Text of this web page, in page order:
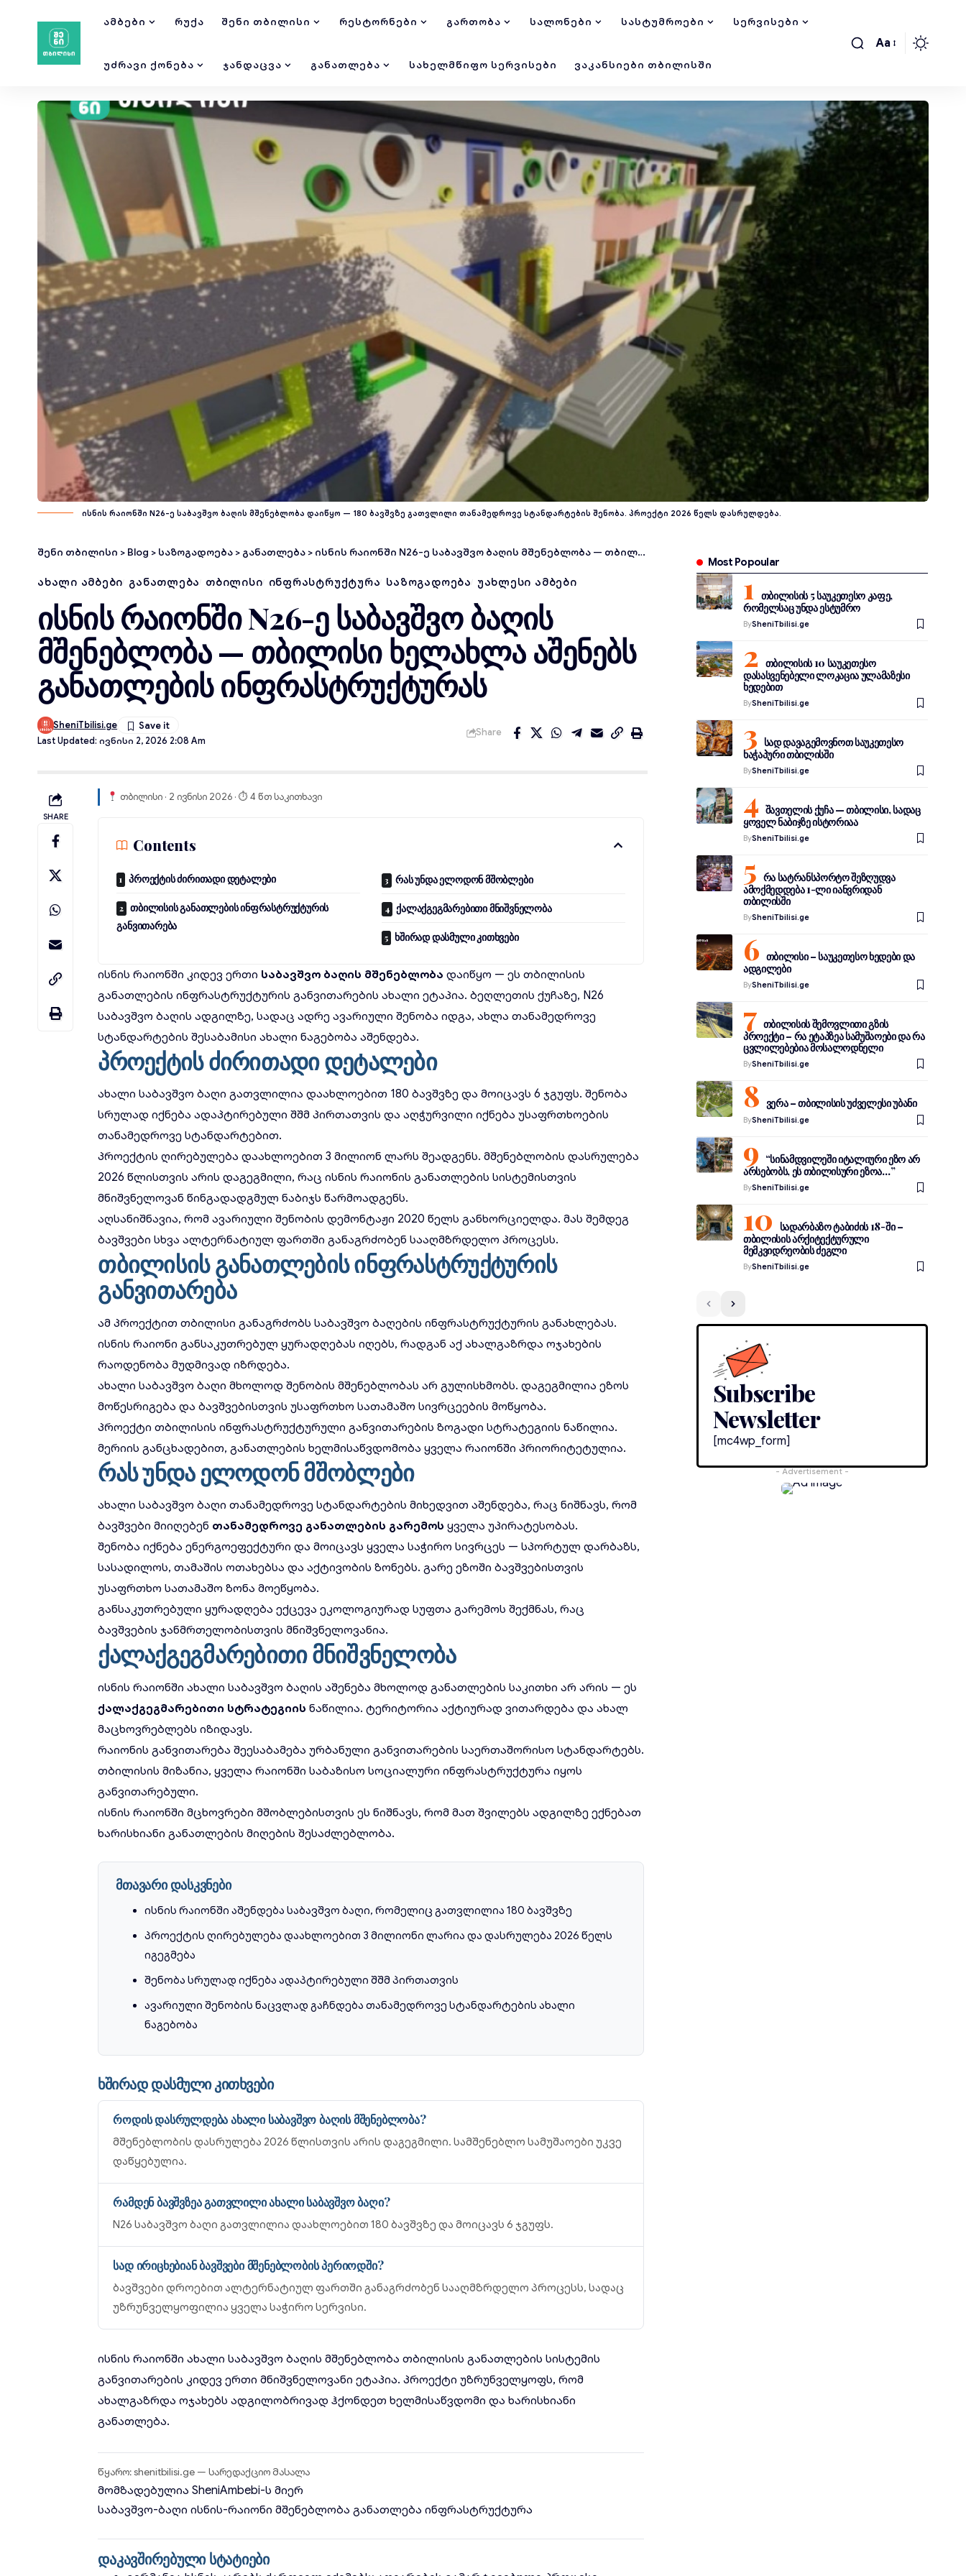
ᲐᲛᲑᲔᲑᲘ ᲠᲣᲥᲐ ᲨᲔᲜᲘ ᲗᲑᲘᲚᲘᲡᲘ ᲠᲔᲡᲢᲝᲠᲜᲔᲑᲘ ᲒᲐᲠᲗᲝᲑᲐ ᲡᲐᲚᲝᲜᲔᲑᲘ ᲡᲐᲡᲢᲣᲛᲠᲝᲔᲑᲘ ᲡᲔᲠᲕᲘᲡᲔᲑᲘ
ᲣᲫᲠᲐᲕᲘ ᲥᲝᲜᲔᲑᲐ ᲯᲐᲜᲓᲐᲪᲕᲐ ᲒᲐᲜᲐᲗᲚᲔᲑᲐ ᲡᲐᲮᲔᲚᲛᲬᲘᲤᲝ ᲡᲔᲠᲕᲘᲡᲔᲑᲘ ᲕᲐᲙᲐᲜᲡᲘᲔᲑᲘ ᲗᲑᲘᲚᲘᲡᲨᲘ
Aa
ისნის რაიონში N26-ე საბავშვო ბაღის მშენებლობა დაიწყო — 180 ბავშვზე გათვლილი თანამედროვე სტანდარტების შენობა. პროექტი 2026 წელს დასრულდება.
შენი თბილისი > Blog > საზოგადოება > განათლება > ისნის რაიონში N26-ე საბავშვო ბაღის მშენებლობა — თბილისი ხელახლა აშენებს განათლების ინფრასტრუქტურას
ᲐᲮᲐᲚᲘ ᲐᲛᲑᲔᲑᲘ ᲒᲐᲜᲐᲗᲚᲔᲑᲐ ᲗᲑᲘᲚᲘᲡᲘ ᲘᲜᲤᲠᲐᲡᲢᲠᲣᲥᲢᲣᲠᲐ ᲡᲐᲖᲝᲒᲐᲓᲝᲔᲑᲐ ᲣᲐᲮᲚᲔᲡᲘ ᲐᲛᲑᲔᲑᲘ
ისნის რაიონში N26-ე საბავშვო ბაღის
მშენებლობა — თბილისი ხელახლა აშენებს
განათლების ინფრასტრუქტურას
Last Updated: Ივნისი 2, 2026 2:08 Am
SheniTbilisi.ge
Share
SHARE
თბილისი · 2 ივნისი 2026 · ⏱ 4 წთ საკითხავი
Contents
პროექტის ძირითადი დეტალები
თბილისის განათლების ინფრასტრუქტურის
განვითარება
რას უნდა ელოდონ მშობლები
ქალაქგეგმარებითი მნიშვნელობა
ხშირად დასმული კითხვები
ისნის რაიონში კიდევ ერთი საბავშვო ბაღის მშენებლობა დაიწყო — ეს თბილისის
განათლების ინფრასტრუქტურის განვითარების ახალი ეტაპია. ბეღლეთის ქუჩაზე, N26
საბავშვო ბაღის ადგილზე, სადაც ადრე ავარიული შენობა იდგა, ახლა თანამედროვე
სტანდარტების შესაბამისი ახალი ნაგებობა აშენდება.
პროექტის ძირითადი დეტალები
ახალი საბავშვო ბაღი გათვლილია დაახლოებით 180 ბავშვზე და მოიცავს 6 ჯგუფს. შენობა
სრულად იქნება ადაპტირებული შშმ პირთათვის და აღჭურვილი იქნება უსაფრთხოების
თანამედროვე სტანდარტებით.
პროექტის ღირებულება დაახლოებით 3 მილიონ ლარს შეადგენს. მშენებლობის დასრულება
2026 წლისთვის არის დაგეგმილი, რაც ისნის რაიონის განათლების სისტემისთვის
მნიშვნელოვან წინგადადგმულ ნაბიჯს წარმოადგენს.
აღსანიშნავია, რომ ავარიული შენობის დემონტაჟი 2020 წელს განხორციელდა. მას შემდეგ
ბავშვები სხვაალტერნატიულ ფართში განაგრძობენ სააღმზრდელო პროცესს.
თბილისის განათლების ინფრასტრუქტურის
განვითარება
ამ პროექტით თბილისი განაგრძობს საბავშვო ბაღების ინფრასტრუქტურის განახლებას.
ისნის რაიონი განსაკუთრებულ ყურადღებას იღებს, რადგან აქ ახალგაზრდა ოჯახების
რაოდენობა მუდმივად იზრდება.
ახალი საბავშვო ბაღი მხოლოდ შენობის მშენებლობას არ გულისხმობს. დაგეგმილია ეზოს
მოწესრიგება და ბავშვებისთვის უსაფრთხო სათამაშო სივრცეების მოწყობა.
პროექტითბილისის ინფრასტრუქტურული განვითარების ზოგადი სტრატეგიის ნაწილია.
მერიის განცხადებით, განათლების ხელმისაწვდომობა ყველა რაიონში პრიორიტეტულია.
რას უნდა ელოდონ მშობლები
ახალი საბავშვო ბაღი თანამედროვე სტანდარტების მიხედვით აშენდება, რაც ნიშნავს, რომ
ბავშვები მიიღებენ თანამედროვე განათლების გარემოს ყველა უპირატესობას.
შენობა იქნება ენერგოეფექტური და მოიცავს ყველა საჭირო სივრცეს — სპორტულ დარბაზს,
სასადილოს, თამაშის ოთახებსა და აქტივობის ზონებს. გარე ეზოში ბავშვებისთვის
უსაფრთხო სათამაშო ზონა მოეწყობა.
განსაკუთრებული ყურადღება ექცევაეკოლოგიურად სუფთა გარემოს შექმნას, რაც
ბავშვების ჯანმრთელობისთვის მნიშვნელოვანია.
ქალაქგეგმარებითი მნიშვნელობა
ისნის რაიონში ახალი საბავშვო ბაღის აშენება მხოლოდ განათლების საკითხი არ არის — ეს
ქალაქგეგმარებითი სტრატეგიის ნაწილია. ტერიტორია აქტიურად ვითარდება და ახალ
მაცხოვრებლებს იზიდავს.
რაიონის განვითარება შეესაბამებაურბანული განვითარების საერთაშორისო სტანდარტებს.
თბილისის მიზანია, ყველა რაიონში საბაზისო სოციალური ინფრასტრუქტურა იყოს
განვითარებული.
ისნის რაიონში მცხოვრები მშობლებისთვის ეს ნიშნავს, რომ მათ შვილებს ადგილზე ექნებათ
ხარისხიანი განათლების მიღების შესაძლებლობა.
მთავარი დასკვნები
ისნის რაიონში აშენდება საბავშვო ბაღი, რომელიც გათვლილია 180 ბავშვზე
პროექტის ღირებულება დაახლოებით 3 მილიონი ლარია და დასრულება 2026 წელს
იგეგმება
შენობა სრულად იქნება ადაპტირებული შშმ პირთათვის
ავარიული შენობის ნაცვლად გაჩნდება თანამედროვე სტანდარტების ახალი
ნაგებობა
ხშირად დასმული კითხვები
როდის დასრულდება ახალი საბავშვო ბაღის მშენებლობა?
მშენებლობის დასრულება 2026 წლისთვის არის დაგეგმილი. სამშენებლო სამუშაოები უკვე
დაწყებულია.
რამდენ ბავშვზეა გათვლილი ახალი საბავშვო ბაღი?
N26 საბავშვო ბაღი გათვლილია დაახლოებით 180 ბავშვზე და მოიცავს 6 ჯგუფს.
სად ირიცხებიან ბავშვები მშენებლობის პერიოდში?
ბავშვები დროებით ალტერნატიულ ფართში განაგრძობენ სააღმზრდელო პროცესს, სადაც
უზრუნველყოფილია ყველა საჭირო სერვისი.
ისნის რაიონში ახალი საბავშვო ბაღის მშენებლობა თბილისის განათლების სისტემის
განვითარების კიდევ ერთი მნიშვნელოვანი ეტაპია. პროექტი უზრუნველყოფს, რომ
ახალგაზრდა ოჯახებს ადგილობრივად ჰქონდეთ ხელმისაწვდომი და ხარისხიანი
განათლება.
წყარო: shenitbilisi.ge — სარედაქციო მასალა
მომზადებულიაSheniAmbebi-ს მიერ
საბავშვო-ბაღი ისნის-რაიონი მშენებლობა განათლება ინფრასტრუქტურა
დაკავშირებული სტატიები
Most Popoular
თბილისის 5 საუკეთესო კაფე,
რომელსაც უნდა ესტუმრო
BySheniTbilisi.ge
თბილისის 10 საუკეთესო
დასასვენებელი ლოკაცია ულამაზესი
ხედებით
BySheniTbilisi.ge
სად დავაგემოვნოთ საუკეთესო
ხაჭაპური თბილისში
BySheniTbilisi.ge
შავთელის ქუჩა — თბილისი, სადაც
ყოველ ნაბიჯზე ისტორიაა
BySheniTbilisi.ge
რა სატრანსპორტო შეზღუდვა
ამოქმედდება 1-ლი იანვრიდან
თბილისში
BySheniTbilisi.ge
თბილისი – საუკეთესო ხედები და
ადგილები
BySheniTbilisi.ge
თბილისის შემოვლითი გზის
პროექტი – რა ეტაპზეა სამუშაოები და რა
ცვლილებებია მოსალოდნელი
BySheniTbilisi.ge
ვერა – თბილისის უძველესი უბანი
BySheniTbilisi.ge
“სინამდვილეში იტალიური ეზო არ
არსებობს, ეს თბილისური ეზოა…”
BySheniTbilisi.ge
სადარბაზო ტაბიძის 18-ში –
თბილისის არქიტექტურული
მემკვიდრეობის ძეგლი
BySheniTbilisi.ge
Subscribe
Newsletter
[mc4wp_form]
- Advertisement -